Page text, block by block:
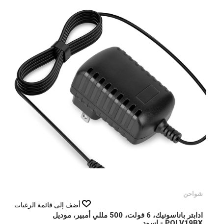
شواحن
أضف إلى قائمة الرغبات
ادابتر باناسونيك، 6 فولت، 500 مللي أمبير، موديل